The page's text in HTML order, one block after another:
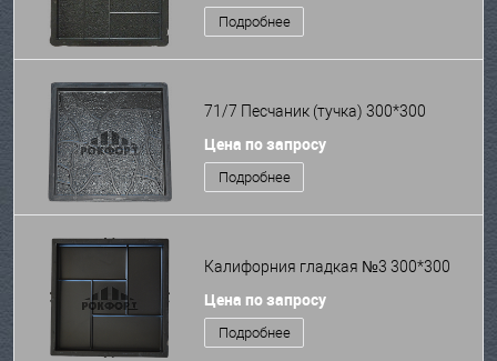
Подробнее
71/7 Песчаник (тучка) 300*300
Цена по запросу
Подробнее
Калифорния гладкая №3 300*300
Цена по запросу
Подробнее